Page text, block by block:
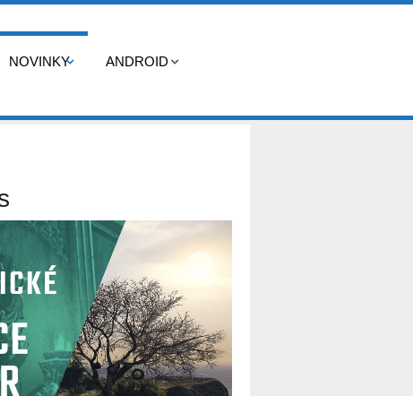
NOVINKY ANDROID